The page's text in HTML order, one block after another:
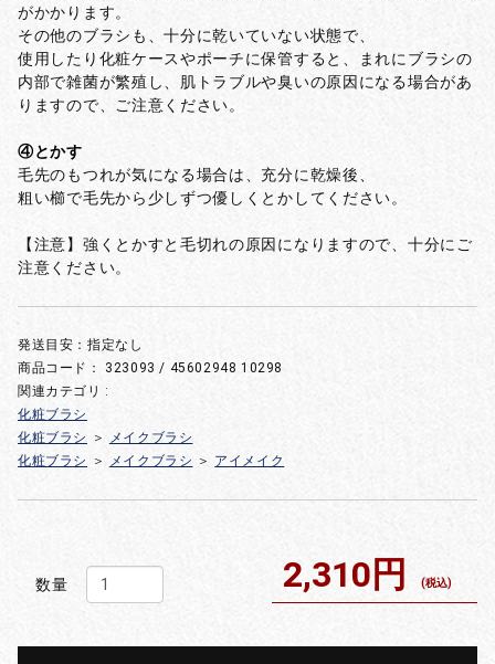
がかかります。
その他のブラシも、十分に乾いていない状態で、
使用したり化粧ケースやポーチに保管すると、まれにブラシの
内部で雑菌が繁殖し、肌トラブルや臭いの原因になる場合があ
りますので、ご注意ください。
④とかす
毛先のもつれが気になる場合は、充分に乾燥後、
粗い櫛で毛先から少しずつ優しくとかしてください。
【注意】強くとかすと毛切れの原因になりますので、十分にご
注意ください。
発送目安：指定なし
商品コード： 323093 / 45602948 10298
関連カテゴリ :
化粧ブラシ
化粧ブラシ
＞
メイクブラシ
化粧ブラシ
＞ メイクブラシ ＞ アイメイク
数量 2,310円 (税込)